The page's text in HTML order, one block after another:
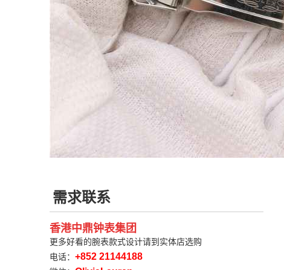
需求联系
香港中鼎钟表集团
更多好看的腕表款式设计请到实体店选购
电话： +852 21144188